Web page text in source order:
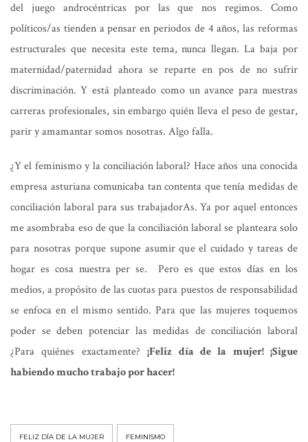
del juego androcéntricas por las que nos regimos. Como
políticos/as tienden a pensar en periodos de 4 años, las reformas
estructurales que necesita este tema, nunca llegan. La baja por
maternidad/paternidad ahora se reparte en pos de no sufrir
discriminación. Y está planteado como un avance para nuestras
carreras profesionales, sin embargo quién lleva el peso de gestar,
parir y amamantar somos nosotras. Algo falla.
¿Y el feminismo y la conciliación laboral? Hace años una conocida
empresa asturiana comunicaba tan contenta que tenía medidas de
conciliación laboral para sus trabajadorAs. Ya por aquel entonces
me asombraba eso de que la conciliación laboral se planteara solo
para nosotras porque supone asumir que el cuidado y tareas de
hogar es cosa nuestra per se. Pero es que estos días en los
medios, a propósito de las cuotas para puestos de responsabilidad
se enfoca en el mismo sentido. Para que las mujeres toquemos
poder se deben potenciar las medidas de conciliación laboral
¿Para quiénes exactamente?¡Feliz día de la mujer! ¡Sigue
habiendo mucho trabajo por hacer!
FELIZ DÍA DE LA MUJER FEMINISMO